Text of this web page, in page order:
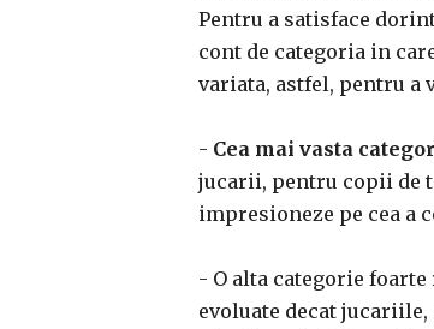
Pentru a satisface
cont de categoria in
variata, astfel, pentru a
- Cea mai vasta
jucarii, pentru copii de
impresioneze pe cea a
- O alta categorie
evoluate decat